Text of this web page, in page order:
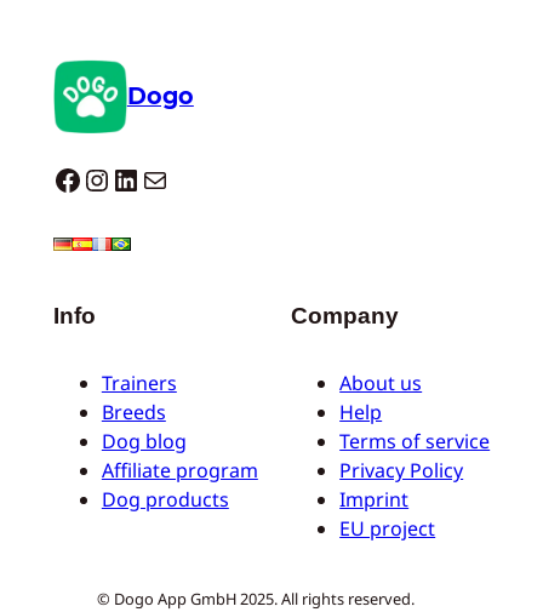
Dogo
Dogo facebook InstagramLinkedIn Mail
Info
Trainers
Breeds
Dog blog
Affiliate program
Dog products
Company
About us
Help
Terms of service
Privacy Policy
Imprint
EU project
© Dogo App GmbH 2025. All rights reserved.